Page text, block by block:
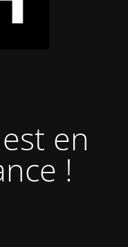
en
!